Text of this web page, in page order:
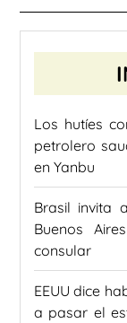
Los hutíes
petrolero
en Yanbu
Brasil invita
Buenos
consular
EEUU dice
a pasar el